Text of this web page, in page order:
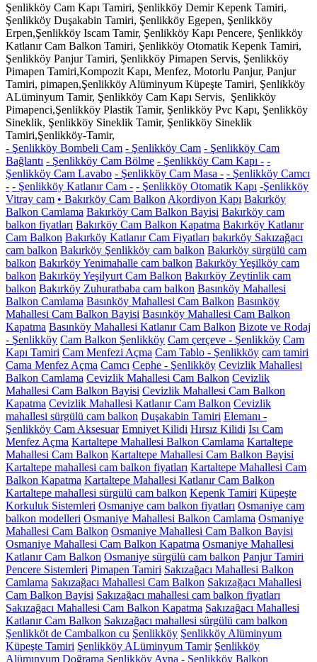
Şenlikköy Cam Kapı Tamiri, Şenlikköy Demir Kepenk Tamiri,
Şenlikköy Duşakabin Tamiri, Şenlikköy Egepen, Şenlikköy
Erpen,Şenlikköy Iscam Tamir, Şenlikköy Kapı Pencere, Şenlikköy
Katlanır Cam Balkon Tamiri, Şenlikköy Otomatik Kepenk Tamiri,
Şenlikköy Panjur Tamiri, Şenlikköy Pimapen Servis, Şenlikköy
Pimapen Tamiri,Kompozit Kapı, Menfez, Motorlu Panjur, Panjur
Tamiri, pimapen,Şenlikköy Alüminyum Küpeşte Tamiri, Şenlikköy
ALüminyum Tamir, Şenlikköy Cam Kapı Servis, Şenlikköy
Pimapenci,Şenlikköy Plastik Tamir, Şenlikköy Pvc Kapı, Şenlikköy
Sineklik, Şenlikköy Sineklik Tamir, Şenlikköy Sineklik
Tamiri,Şenlikköy-Tamir,
- Şenlikköy Bombeli Cam - Şenlikköy Cam - Şenlikköy Cam
Bağlantı - Şenlikköy Cam Bölme - Şenlikköy Cam Kapı - -
Şenlikköy Cam Lavabo - Şenlikköy Cam Masa - - Şenlikköy Camcı
- - Şenlikköy Katlanır Cam - - Şenlikköy Otomatik Kapı -Şenlikköy
Vitray cam • Bakırköy Cam Balkon Akordiyon Kapı Bakırköy
Balkon Camlama Bakırköy Cam Balkon Bayisi Bakırköy cam
balkon fiyatları Bakırköy Cam Balkon Kapatma Bakırköy Katlanır
Cam Balkon Bakırköy Katlanır Cam Fiyatları bakırköy Sakızağacı
cam balkon Bakırköy Şenlikköy cam balkon Bakırköy sürgülü cam
balkon Bakırköy Yenimahalle cam balkon Bakırköy Yeşilköy cam
balkon Bakırköy Yeşilyurt Cam Balkon Bakırköy Zeytinlik cam
balkon Bakırköy Zuhuratbaba cam balkon Basınköy Mahallesi
Balkon Camlama Basınköy Mahallesi Cam Balkon Basınköy
Mahallesi Cam Balkon Bayisi Basınköy Mahallesi Cam Balkon
Kapatma Basınköy Mahallesi Katlanır Cam Balkon Bizote ve Rodaj
- Şenlikköy Cam Balkon Şenlikköy Cam çerçeve - Şenlikköy Cam
Kapı Tamiri Cam Menfezi Açma Cam Tablo - Şenlikköy cam tamiri
Cama Menfez Açma Camcı Cephe - Şenlikköy Cevizlik Mahallesi
Balkon Camlama Cevizlik Mahallesi Cam Balkon Cevizlik
Mahallesi Cam Balkon Bayisi Cevizlik Mahallesi Cam Balkon
Kapatma Cevizlik Mahallesi Katlanır Cam Balkon Cevizlik
mahallesi sürgülü cam balkon Duşakabin Tamiri Elemanı -
Şenlikköy Cam Aksesuar Emniyet Kilidi Hırsız Kilidi Isı Cam
Menfez Açma Kartaltepe Mahallesi Balkon Camlama Kartaltepe
Mahallesi Cam Balkon Kartaltepe Mahallesi Cam Balkon Bayisi
Kartaltepe mahallesi cam balkon fiyatları Kartaltepe Mahallesi Cam
Balkon Kapatma Kartaltepe Mahallesi Katlanır Cam Balkon
Kartaltepe mahallesi sürgülü cam balkon Kepenk Tamiri Küpeşte
Korkuluk Sistemleri Osmaniye cam balkon fiyatları Osmaniye cam
balkon modelleri Osmaniye Mahallesi Balkon Camlama Osmaniye
Mahallesi Cam Balkon Osmaniye Mahallesi Cam Balkon Bayisi
Osmaniye Mahallesi Cam Balkon Kapatma Osmaniye Mahallesi
Katlanır Cam Balkon Osmaniye sürgülü cam balkon Panjur Tamiri
Pencere Sistemleri Pimapen Tamiri Sakızağacı Mahallesi Balkon
Camlama Sakızağacı Mahallesi Cam Balkon Sakızağacı Mahallesi
Cam Balkon Bayisi Sakızağacı mahallesi cam balkon fiyatları
Sakızağacı Mahallesi Cam Balkon Kapatma Sakızağacı Mahallesi
Katlanır Cam Balkon Sakızağacı mahallesi sürgülü cam balkon
Şenlikköt de Cambalkon cu Şenlikköy Şenlikköy Alüminyum
Küpeşte Tamiri Şenlikköy ALüminyum Tamir Şenlikköy
Alümınyum Doğrama Şenlikköy Ayna - Şenlikköy Balkon